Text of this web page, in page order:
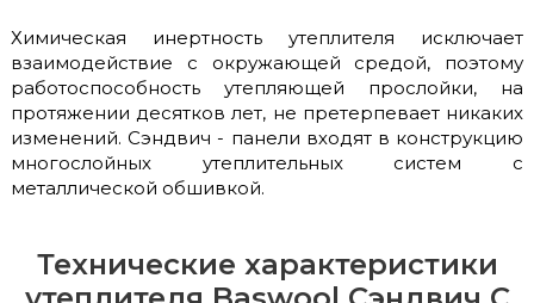
Химическая инертность утеплителя исключает
взаимодействие с окружающей средой, поэтому
работоспособность утепляющей прослойки, на
протяжении десятков лет, не претерпевает никаких
изменений. Сэндвич - панели входят в конструкцию
многослойных утеплительных систем с
металлической обшивкой.
Технические характеристики